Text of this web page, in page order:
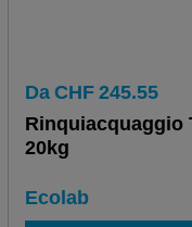
Da CHF 245.55
Rinquiacquaggio
20kg
Ecolab